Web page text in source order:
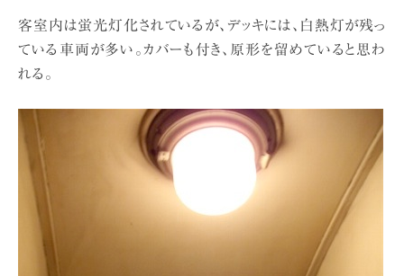
客室内は蛍光灯化されているが、デッキには、白熱灯が残っ
ている車両が多い。カバーも付き、原形を留めていると思わ
れる。